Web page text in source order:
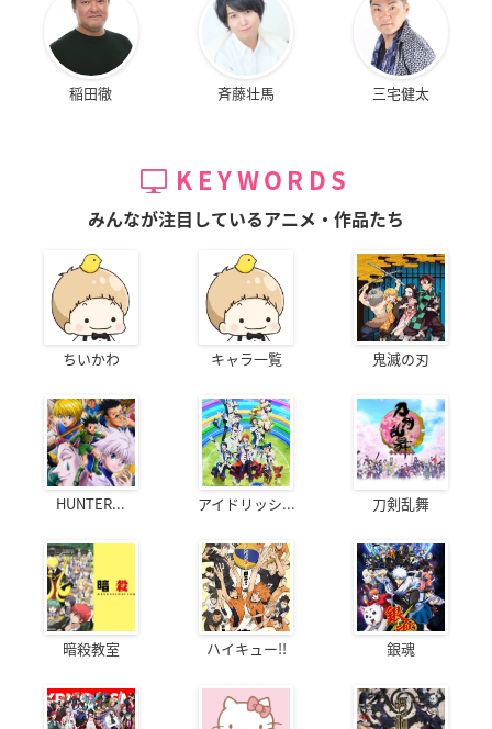
稲田徹 斉藤壮馬 三宅健太
KEYWORDS
みんなが注目しているアニメ・作品たち
ちいかわ キャラ一覧 鬼滅の刃
HUNTER... アイドリッシ... 刀剣乱舞
暗殺教室 ハイキュー!! 銀魂